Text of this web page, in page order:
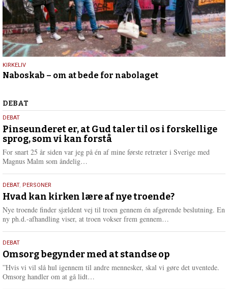
9.
juli
KIRKELIV
Naboskab – om at bede for nabolaget
Debat
DEBAT
5.
august
2026
DEBAT
Pinseunderet er, at Gud taler til os i forskellige
sprog, som vi kan forstå
For snart 25 år siden var jeg på én af mine første retræter i Sverige med
Magnus Malm som åndelig…
e
r
e
25.
juli
2026
DEBAT, PERSONER
Hvad kan kirken lære af nye troende?
Nye troende finder sjældent vej til troen gennem én afgørende beslutning. En
ny ph.d.-afhandling viser, at troen vokser frem gennem…
e
r
e
9.
juli
2026
DEBAT
Omsorg begynder med at standse op
”Hvis vi vil slå hul igennem til andre mennesker, skal vi gøre det uventede.
Omsorg handler om at gå lidt…